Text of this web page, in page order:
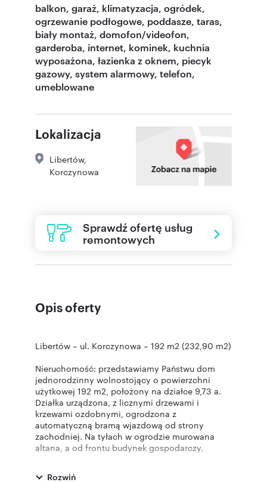
balkon, garaż, klimatyzacja, ogródek,
ogrzewanie podłogowe, poddasze, taras,
biały montaż, domofon/videofon,
garderoba, internet, kominek, kuchnia
wyposażona, łazienka z oknem, piecyk
gazowy, system alarmowy, telefon,
umeblowane
Lokalizacja
Libertów,
Korczynowa
Sprawdź ofertę usług
remontowych
Opis oferty
Libertów – ul. Korczynowa – 192 m2 (232,90 m2)
Nieruchomość: przedstawiamy Państwu dom
jednorodzinny wolnostojący o powierzchni
użytkowej 192 m2, położony na działce 9,73 a.
Działka urządzona, z licznymi drzewami i
krzewami ozdobnymi, ogrodzona z
automatyczną bramą wjazdową od strony
zachodniej. Na tyłach w ogrodzie murowana
altana, a od frontu budynek gospodarczy.
Rozwiń